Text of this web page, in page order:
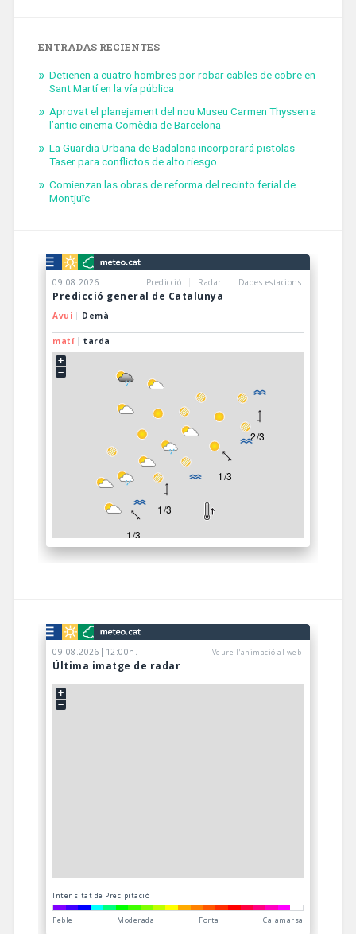
ENTRADAS RECIENTES
Detienen a cuatro hombres por robar cables de cobre en
Sant Martí en la vía pública
Aprovat el planejament del nou Museu Carmen Thyssen a
l’antic cinema Comèdia de Barcelona
La Guardia Urbana de Badalona incorporará pistolas
Taser para conflictos de alto riesgo
Comienzan las obras de reforma del recinto ferial de
Montjuïc